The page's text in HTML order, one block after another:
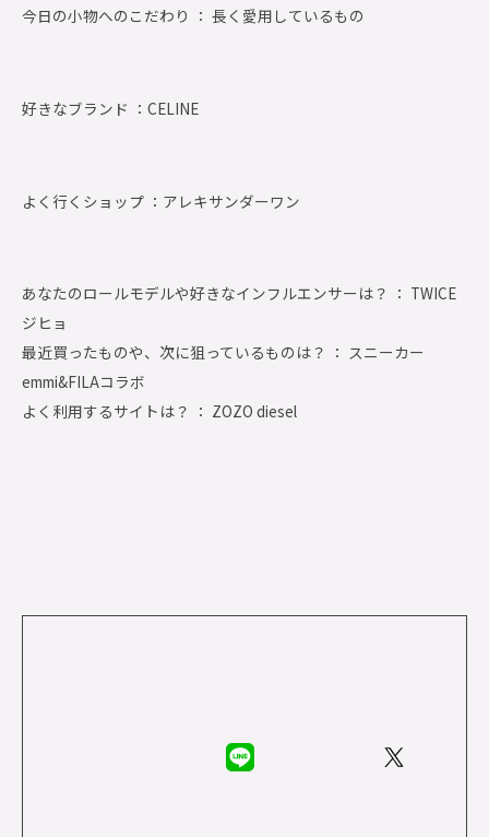
今日の小物へのこだわり ： 長く愛用しているもの
好きなブランド ： CELINE
よく行くショップ ： アレキサンダーワン
あなたのロールモデルや好きなインフルエンサーは？ ： TWICE
ジヒョ
最近買ったものや、次に狙っているものは？ ： スニーカー
emmi&FILAコラボ
よく利用するサイトは？ ： ZOZO diesel